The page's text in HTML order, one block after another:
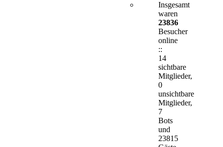
Insgesamt
waren
23836
Besucher
online
::
14
sichtbare
Mitglieder,
0
unsichtbare
Mitglieder,
7
Bots
und
23815